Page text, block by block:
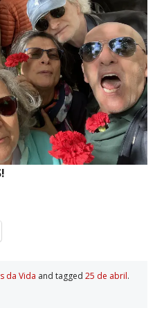
da Vida and tagged 25 de abril.